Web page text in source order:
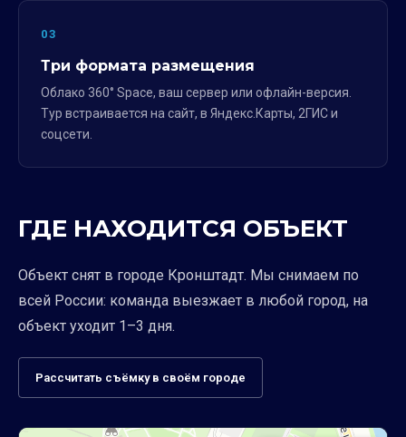
03
Три формата размещения
Облако 360° Space, ваш сервер или офлайн-версия.
Тур встраивается на сайт, в Яндекс.Карты, 2ГИС и
соцсети.
ГДЕ НАХОДИТСЯ ОБЪЕКТ
Объект снят в городе Кронштадт. Мы снимаем по
всей России: команда выезжает в любой город, на
объект уходит 1–3 дня.
Рассчитать съёмку в своём городе